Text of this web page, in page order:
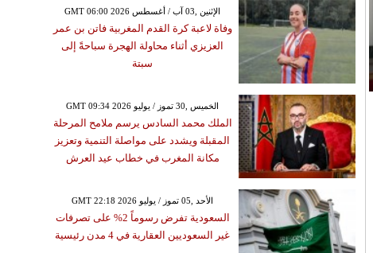
GMT 06:00 2026 الإثنين ,03 آب / أغسطس
وفاة لاعبة كرة القدم المغربية فاتن بن عمر
العزيزي أثناء محاولة الهجرة سباحةً إلى
سبتة
GMT 09:34 2026 الخميس ,30 تموز / يوليو
الملك محمد السادس يرسم ملامح المرحلة
المقبلة ويشدد على مواصلة التنمية وتعزيز
مكانة المغرب في خطاب عيد العرش
GMT 22:18 2026 الأحد ,05 تموز / يوليو
السعودية تفرض رسوماً 2% على تصرفات
غير السعوديين العقارية في 4 مدن رئيسية